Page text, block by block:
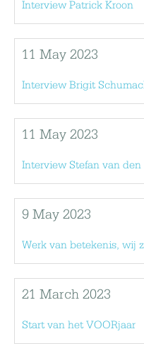
Interview Patrick Kroon
11 May 2023
Interview Brigit
11 May 2023
Interview Stefan van den
9 May 2023
Werk van betekenis, wij
21 March 2023
Start van het VOORjaar